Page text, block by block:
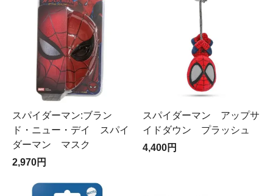
スパイダーマン:ブラン
ド・ニュー・デイ スパイ
ダーマン マスク
2,970円
スパイダーマン アップサ
イドダウン プラッシュ
4,400円